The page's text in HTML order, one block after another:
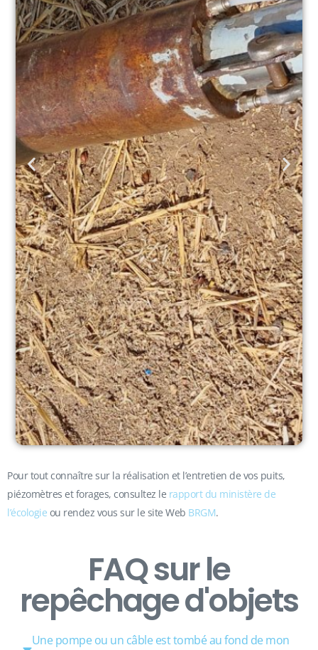
Pour tout connaître sur la réalisation et l’entretien de vos puits,
piézomètres et forages, consultez le rapport du ministère de
l’écologie ou rendez vous sur le site Web BRGM.
FAQ sur le
repêchage d'objets
Une pompe ou un câble est tombé au fond de mon